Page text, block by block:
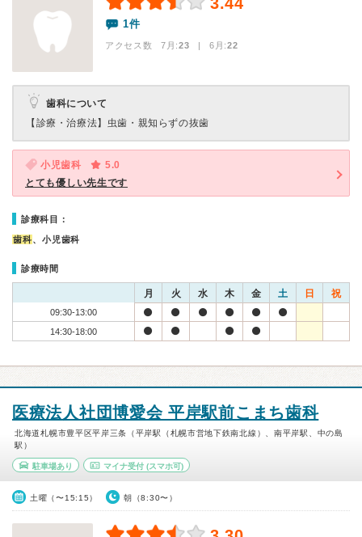
1件
アクセス数 7月:23 | 6月:22
歯科について
【診療・治療法】 虫歯・親知らずの抜歯
小児歯科
5.0
とても優しい先生です
診療科目：
歯科、小児歯科
診療時間
月 火 水 木 金 土 日 祝
09:30-13:00
14:30-18:00
医療法人社団博愛会 平岸駅前こまち歯科
北海道札幌市豊平区平岸三条（平岸駅（札幌市営地下鉄南北線）、南平岸駅、中の島
駅）
駐車場あり マイナ受付(スマホ可)
土曜（〜15:15） 朝（8:30〜）